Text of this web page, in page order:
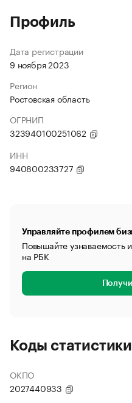
Профиль
Дата регистрации
9 ноября 2023
Регион
Ростовская область
ОГРНИП
323940100251062
ИНН
940800233727
Управляйте профилем
Повышайте узнаваемость
на РБК
Коды статистики
ОКПО
2027440933